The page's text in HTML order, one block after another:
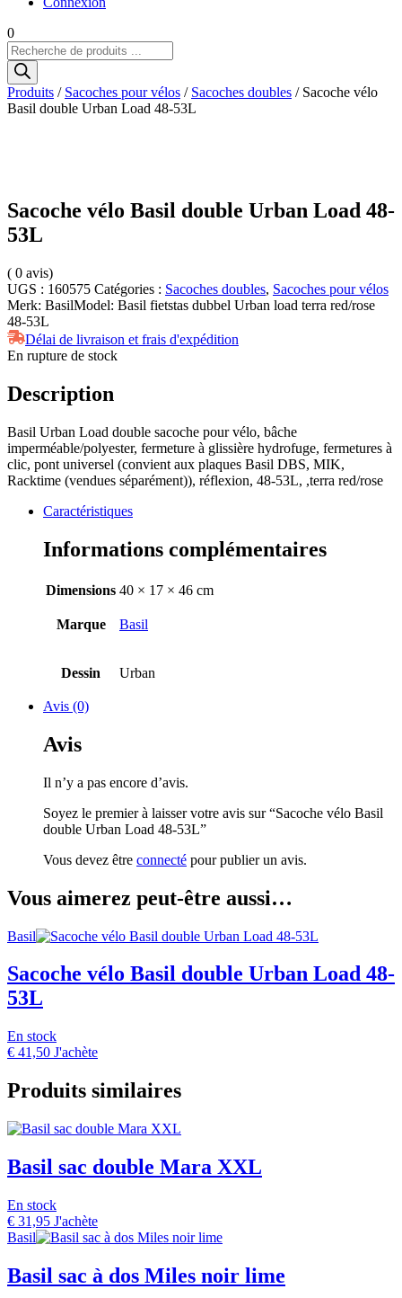
0
Recherche
de
produits
Produits / Sacoches pour vélos / Sacoches doubles / Sacoche vélo
Basil double Urban Load 48-53L
Sacoche vélo Basil double Urban Load 48-
53L
( 0 avis)
UGS : 160575 Catégories : Sacoches doubles, Sacoches pour vélos
Merk: BasilModel: Basil fietstas dubbel Urban load terra red/rose
48-53L
Délai de livraison et frais d'expédition
En rupture de stock
Description
Basil Urban Load double sacoche pour vélo, bâche
imperméable/polyester, fermeture à glissière hydrofuge, fermetures à
clic, pont universel (convient aux plaques Basil DBS, MIK,
Racktime (vendues séparément)), réflexion, 48-53L, ,terra red/rose
Caractéristiques
Informations complémentaires
Dimensions 40 × 17 × 46 cm
Marque Basil
Dessin Urban
Avis (0)
Avis
Il n’y a pas encore d’avis.
Soyez le premier à laisser votre avis sur “Sacoche vélo Basil
double Urban Load 48-53L”
Vous devez être connecté pour publier un avis.
Vous aimerez peut-être aussi…
Basil
Sacoche vélo Basil double Urban Load 48-
53L
En stock
€ 41,50 J'achète
Produits similaires
Basil sac double Mara XXL
En stock
€ 31,95 J'achète
Basil
Basil sac à dos Miles noir lime